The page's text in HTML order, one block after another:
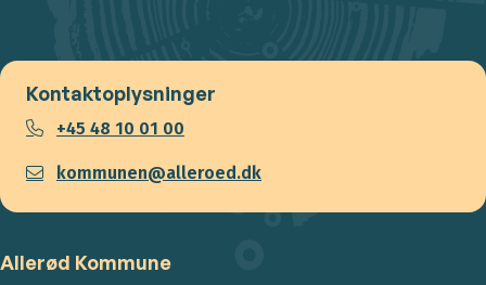
Kontaktoplysninger
+45 48 10 01 00
kommunen@alleroed.dk
Allerød Kommune